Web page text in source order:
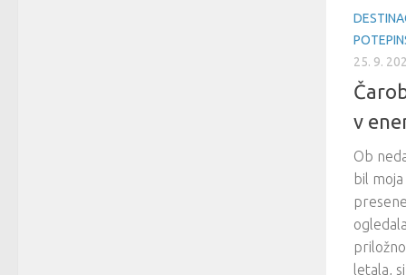
25. 9.
v
Ob
bil
letala,